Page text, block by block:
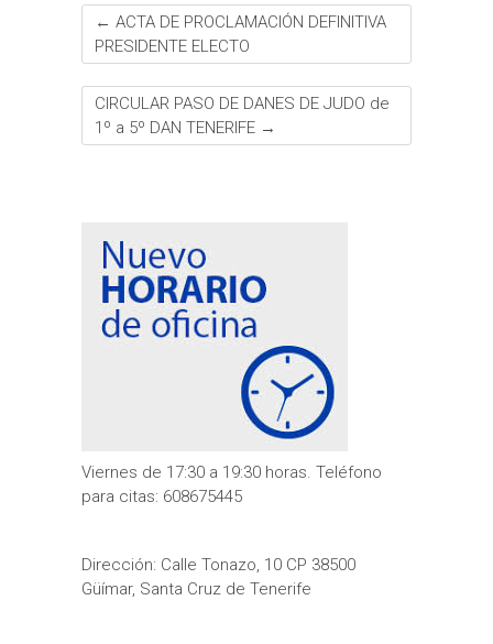
← ACTA DE PROCLAMACIÓN DEFINITIVA
PRESIDENTE ELECTO
CIRCULAR PASO DE DANES DE JUDO de
1º a 5º DAN TENERIFE →
Viernes de 17:30 a 19:30 horas. Teléfono
para citas: 608675445
Dirección: Calle Tonazo, 10 CP 38500
Güímar, Santa Cruz de Tenerife